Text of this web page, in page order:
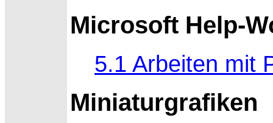
Microsoft Help-
5.1 Arbeiten mit
Miniaturgrafiken